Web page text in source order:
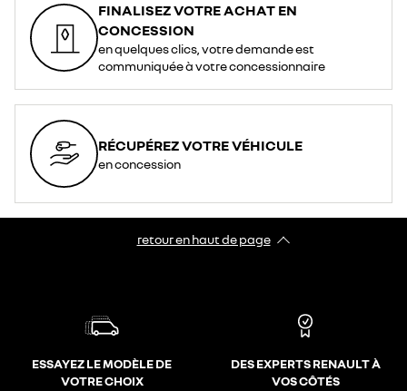
FINALISEZ VOTRE ACHAT EN
CONCESSION
en quelques clics, votre demande est
communiquée à votre concessionnaire
RÉCUPÉREZ VOTRE VÉHICULE
en concession
retour en haut de page​
ESSAYEZ LE MODÈLE DE
VOTRE CHOIX
DES EXPERTS RENAULT À
VOS CÔTÉS